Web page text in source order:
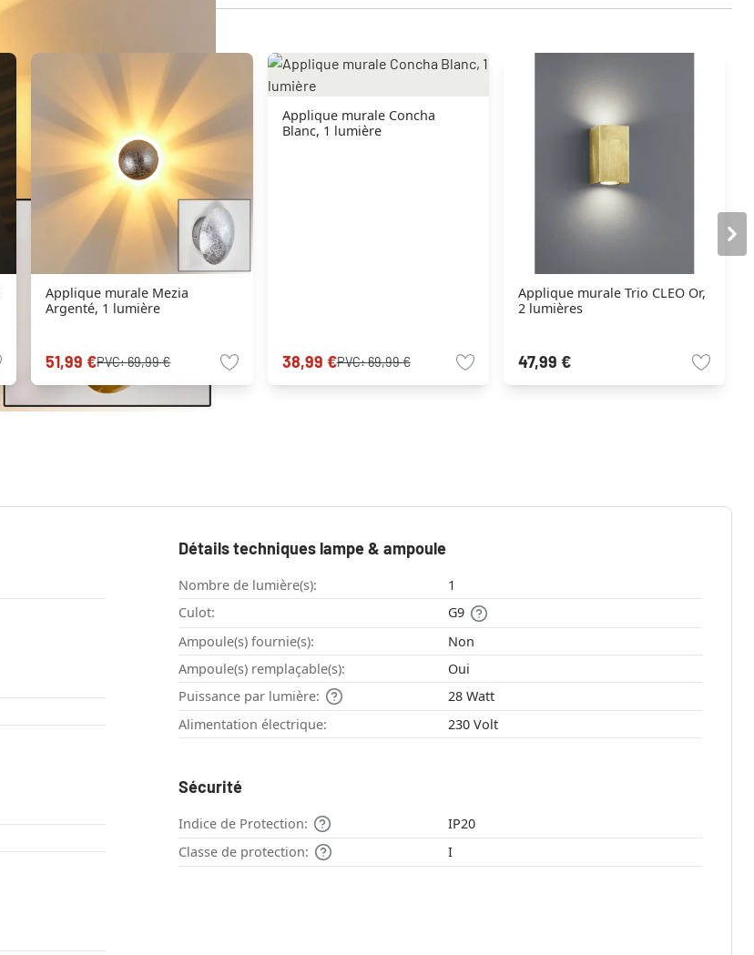
Applique murale Mezia
Argenté, 1 lumière
51,99 €PVC:69,99 €
Applique murale Concha
Blanc, 1 lumière
38,99 €PVC:69,99 €
Applique murale Trio CLEO Or,
2 lumières
47,99 €
Détails techniques lampe & ampoule
Nombre de lumière(s):
1
Culot:
G9
Ampoule(s) fournie(s):
Non
Ampoule(s) remplaçable(s):
Oui
Puissance par lumière:
28 Watt
Alimentation électrique:
230 Volt
Sécurité
Indice de Protection:
IP20
Classe de protection:
I